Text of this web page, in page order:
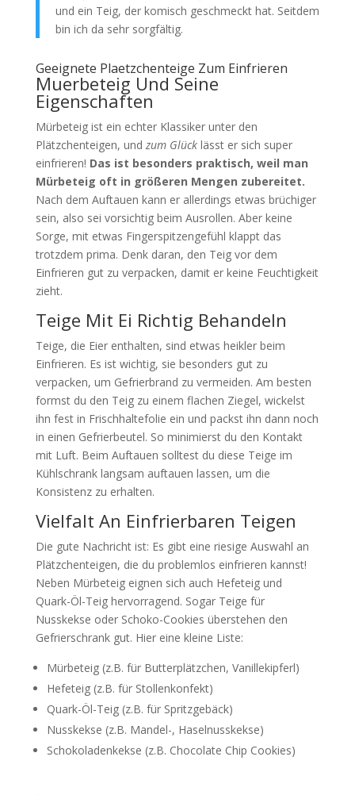
und ein Teig, der komisch geschmeckt hat. Seitdem
bin ich da sehr sorgfältig.
Geeignete Plaetzchenteige Zum Einfrieren
Muerbeteig Und Seine
Eigenschaften
Mürbeteig ist ein echter Klassiker unter den
Plätzchenteigen, und zum Glücklässt er sich super
einfrieren! Das ist besonders praktisch, weil man
Mürbeteig oft in größeren Mengen zubereitet.
Nach dem Auftauen kann er allerdings etwas brüchiger
sein, also sei vorsichtig beim Ausrollen. Aber keine
Sorge, mit etwas Fingerspitzengefühl klappt das
trotzdem prima. Denk daran, den Teig vor dem
Einfrieren gut zu verpacken, damit er keine Feuchtigkeit
zieht.
Teige Mit Ei Richtig Behandeln
Teige, die Eier enthalten, sind etwas heikler beim
Einfrieren. Es ist wichtig, sie besonders gut zu
verpacken, um Gefrierbrand zu vermeiden. Am besten
formst du den Teig zu einem flachen Ziegel, wickelst
ihn fest in Frischhaltefolie ein und packst ihn dann noch
in einen Gefrierbeutel. So minimierst du den Kontakt
mit Luft. Beim Auftauen solltest du diese Teige im
Kühlschrank langsam auftauen lassen, um die
Konsistenz zu erhalten.
Vielfalt An Einfrierbaren Teigen
Die gute Nachricht ist: Es gibt eine riesige Auswahl an
Plätzchenteigen, die du problemlos einfrieren kannst!
Neben Mürbeteig eignen sich auch Hefeteig und
Quark-Öl-Teig hervorragend. Sogar Teige für
Nusskekse oder Schoko-Cookies überstehen den
Gefrierschrank gut. Hier eine kleine Liste:
Mürbeteig (z.B. für Butterplätzchen, Vanillekipferl)
Hefeteig (z.B. für Stollenkonfekt)
Quark-Öl-Teig (z.B. für Spritzgebäck)
Nusskekse (z.B. Mandel-, Haselnusskekse)
Schokoladenkekse (z.B. Chocolate Chip Cookies)